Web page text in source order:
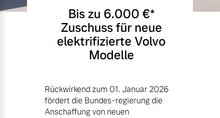
Bis zu 6.000 €⁠*
Zuschuss für neue
elektrifizierte Volvo
Modelle
Rückwirkend zum 01. Januar 2026
fördert die Bundes-regierung die
Anschaffung von neuen